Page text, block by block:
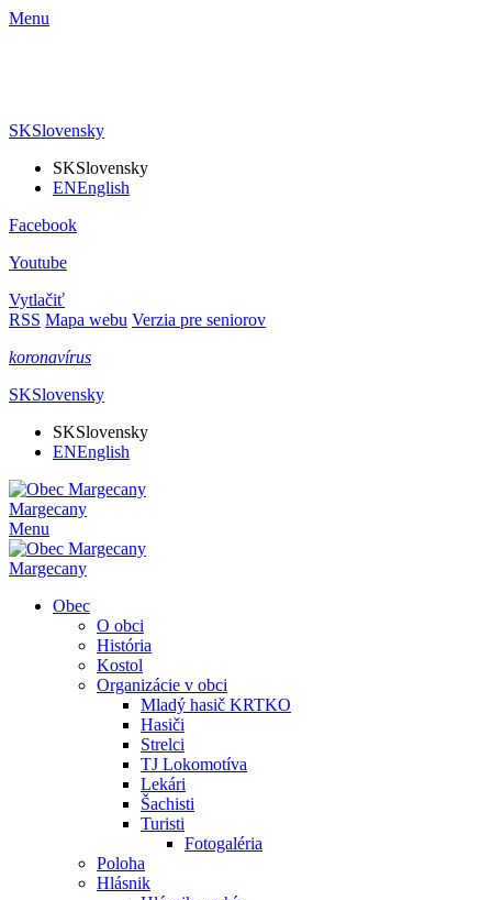
Menu
SKSlovensky
SKSlovensky
ENEnglish
Facebook
Youtube
Vytlačiť
RSS Mapa webu Verzia pre seniorov
koronavírus
SKSlovensky
SKSlovensky
ENEnglish
Margecany
Menu
Margecany
Obec
O obci
História
Kostol
Organizácie v obci
Mladý hasič KRTKO
Hasiči
Strelci
TJ Lokomotíva
Lekári
Šachisti
Turisti
Fotogaléria
Poloha
Hlásnik